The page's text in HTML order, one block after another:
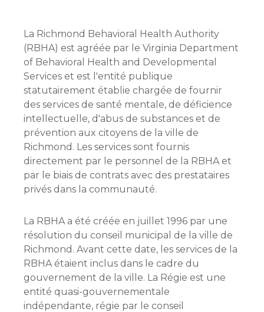
La Richmond Behavioral Health Authority
(RBHA) est agréée par le Virginia Department
of Behavioral Health and Developmental
Services et est l'entité publique
statutairement établie chargée de fournir
des services de santé mentale, de déficience
intellectuelle, d'abus de substances et de
prévention aux citoyens de la ville de
Richmond. Les services sont fournis
directement par le personnel de la RBHA et
par le biais de contrats avec des prestataires
privés dans la communauté.
La RBHA a été créée en juillet 1996 par une
résolution du conseil municipal de la ville de
Richmond. Avant cette date, les services de la
RBHA étaient inclus dans le cadre du
gouvernement de la ville. La Régie est une
entité quasi-gouvernementale
indépendante, régie par le conseil